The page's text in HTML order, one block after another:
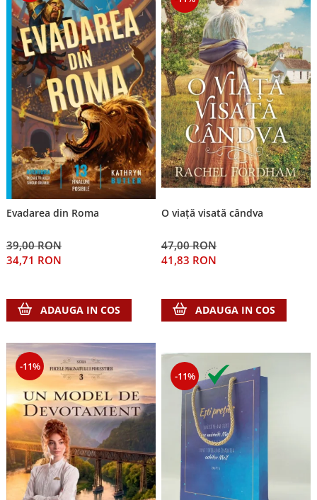
Evadarea din Roma
39,00 RON
34,71 RON
ADAUGA IN COS
O viață visată cândva
47,00 RON
41,83 RON
ADAUGA IN COS
-11%
-11%